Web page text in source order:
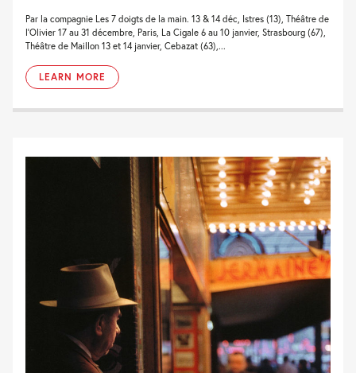
Par la compagnie Les 7 doigts de la main. 13 & 14 déc, Istres (13), Théâtre de
l'Olivier 17 au 31 décembre, Paris, La Cigale 6 au 10 janvier, Strasbourg (67),
Théâtre de Maillon 13 et 14 janvier, Cebazat (63),...
LEARN MORE